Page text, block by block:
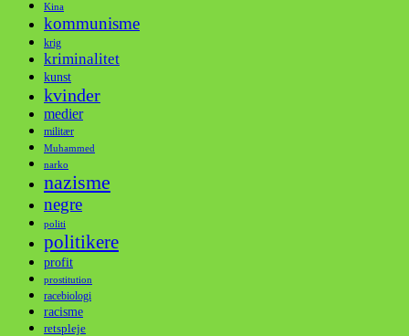
Kina
kommunisme
krig
kriminalitet
kunst
kvinder
medier
militær
Muhammed
narko
nazisme
negre
politi
politikere
profit
prostitution
racebiologi
racisme
retspleje